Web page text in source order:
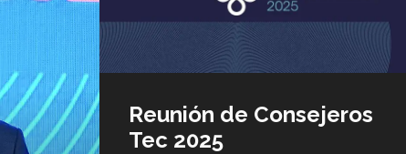
Reunión de Consejeros
Tec 2025